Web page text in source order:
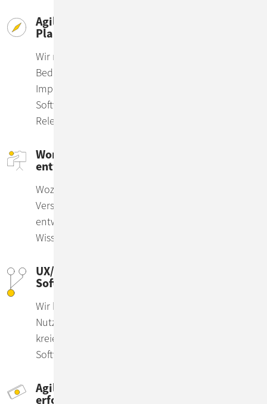
Agiles Projektmanagement – flexibel im
Plan
Wir managen Ihr IT-Projekt – von der
Bedarfsplanung und Entwicklung bis hin zur
Implementierung & konstanter Optimierung.
Software entwickeln wir flexibel in iterativen
Releasezyklen.
Workshops & Trainings – Ziele
entwickeln und umsetzen
Wozu Workshops? Um mit Ihnen ein gemeinsames
Verständnis von Ihren Business-Zielen zu
entwickeln. Und Ihnen als Enabler technologisches
Wissen vermitteln, um diese zu realisieren.
UX/UI: Nutzenzentrierte
Softwarelösungen
Wir helfen Ihnen, die Anforderungen Ihrer
Nutzendengruppe besser zu verstehen und
kreieren darauf aufbauend eine barrierefreie
Software, die intuitiv und funktional bedienbar ist.
Agiler Festpreis – Vertragsmodell für
erfolgreiche IT-Projekte